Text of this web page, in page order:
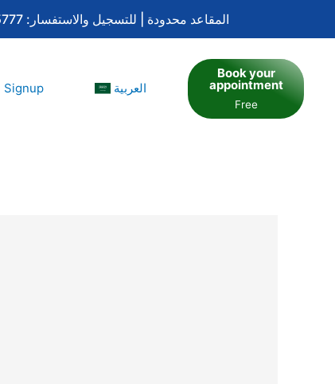
تم فتح باب التسجيل في برنامج الإشراف المعتمد لساعات اعتماد بورد تحليل السلوك التطبيقي QASP-S و QBA | المقاعد محدودة | للتسجيل والاستفسار: 0533415777
Signup العربية
Book your
appointment
Free